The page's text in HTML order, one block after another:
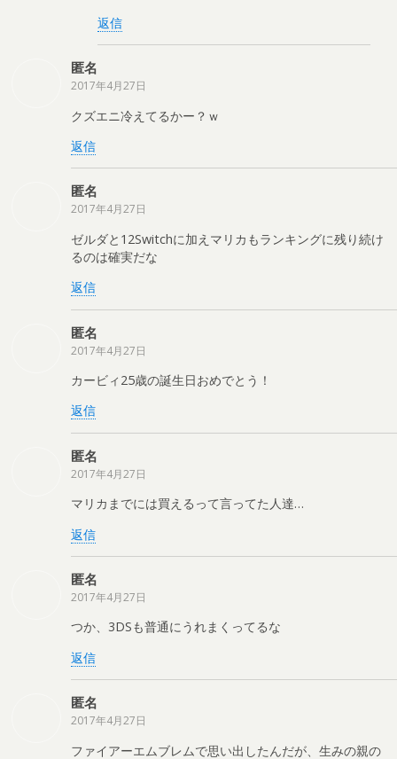
返信
匿名
2017年4月27日
クズエニ冷えてるかー？ｗ
返信
匿名
2017年4月27日
ゼルダと12Switchに加えマリカもランキングに残り続け
るのは確実だな
返信
匿名
2017年4月27日
カービィ25歳の誕生日おめでとう！
返信
匿名
2017年4月27日
マリカまでには買えるって言ってた人達…
返信
匿名
2017年4月27日
つか、3DSも普通にうれまくってるな
返信
匿名
2017年4月27日
ファイアーエムブレムで思い出したんだが、生みの親の